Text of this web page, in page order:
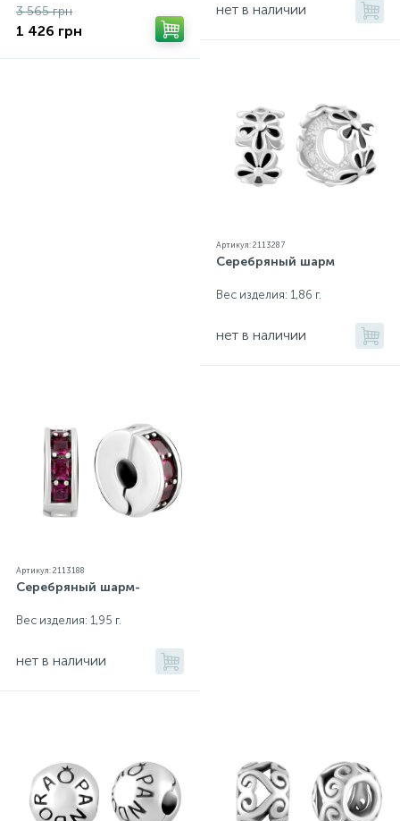
3 565 грн
1 426 грн
нет в наличии
Артикул: 2113287
Серебряный шарм
Вес изделия: 1,86 г.
нет в наличии
Артикул: 2113188
Серебряный шарм-
Вес изделия: 1,95 г.
нет в наличии